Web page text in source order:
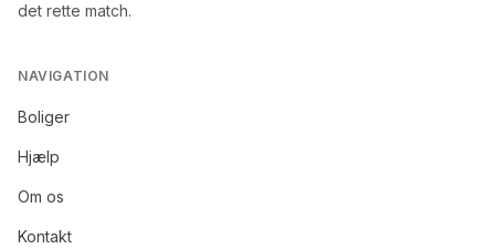
det rette match.
NAVIGATION
Boliger
Hjælp
Om os
Kontakt